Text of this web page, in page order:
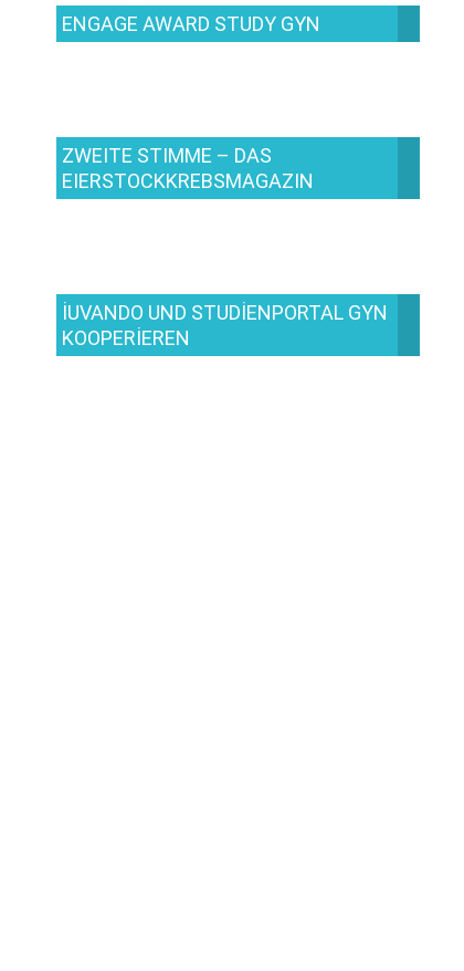
ENGAGE AWARD STUDY GYN
ZWEITE STIMME – DAS
EIERSTOCKKREBSMAGAZIN
IUVANDO UND STUDIENPORTAL GYN
KOOPERIEREN